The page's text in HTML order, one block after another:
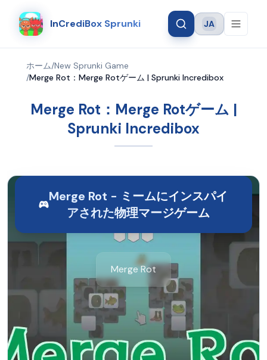
InCrediBox Sprunki Language
JA
ホーム/New Sprunki Game
/Merge Rot：Merge Rotゲーム | Sprunki Incredibox
Merge Rot：Merge Rotゲーム |
Sprunki Incredibox
Merge Rot - ミームにインスパイ
アされた物理マージゲーム
Merge Rot